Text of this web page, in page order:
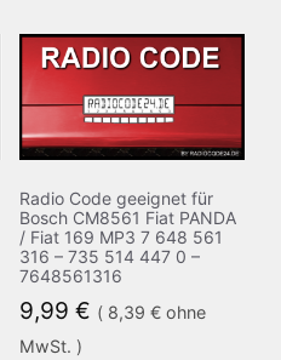
Radio Code geeignet für
Bosch CM8561 Fiat PANDA
/ Fiat 169 MP3 7 648 561
316 – 735 514 447 0 –
7648561316
9,99 € ( 8,39 €ohne
MwSt. )